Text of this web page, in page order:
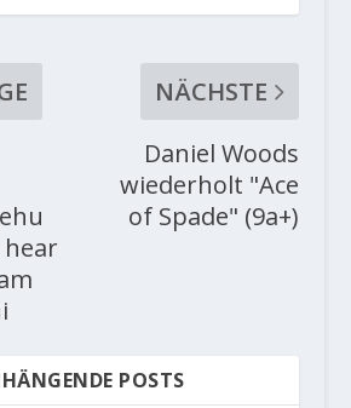
hear
NÄCHSTE
Daniel Woods
wiederholt "Ace
of Spade" (9a+)
POSTS